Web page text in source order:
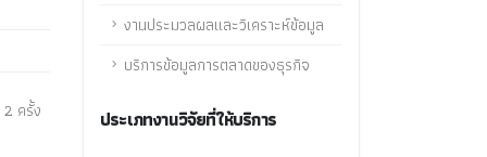
ครั้ง
งานประมวลผลและวิเคราะห์ข้อมูล
บริการข้อมูลการตลาดของธุรกิจ
ประเภทงานวิจัยที่ให้บริการ